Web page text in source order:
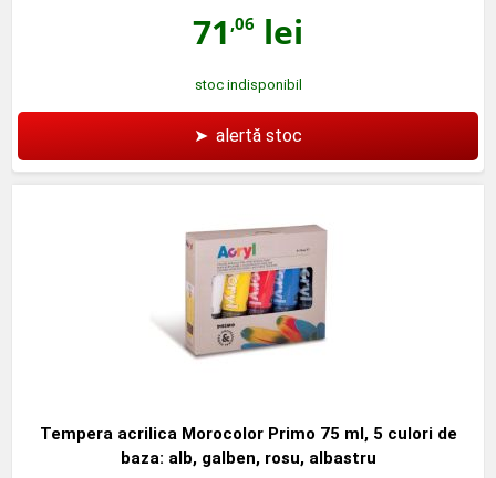
71 ,06 lei
stoc indisponibil
➤ alertă stoc
Tempera acrilica Morocolor Primo 75 ml, 5 culori de
baza: alb, galben, rosu, albastru